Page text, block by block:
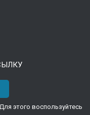
этого воспользуйтесь